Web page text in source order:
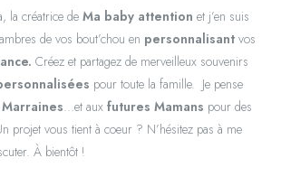
la créatrice de Ma baby attention et j’en suis
de vos bout’chou en personnalisant vos
Créez et partagez de merveilleux souvenirs
pour toute la famille. Je pense
…et aux futures Mamans pour des
projet vous tient à coeur ? N’hésitez pas à me
À bientôt !